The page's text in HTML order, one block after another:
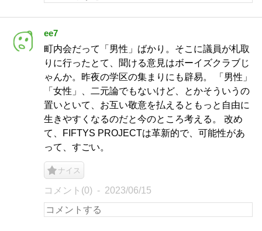
ee7
町内会だって「男性」ばかり。そこに議員が札取
りに行ったとて、聞ける意見はボーイズクラブじ
ゃんか。昨夜の学区の集まりにも辟易。 「男性」
「女性」、二元論でもないけど、とかそういうの
置いといて、お互い敬意を払えるともっと自由に
生きやすくなるのだと今のところ考える。 改め
て、FIFTYS PROJECTは革新的で、可能性があ
って、すごい。
ナイス
コメント(0) 2023/06/15